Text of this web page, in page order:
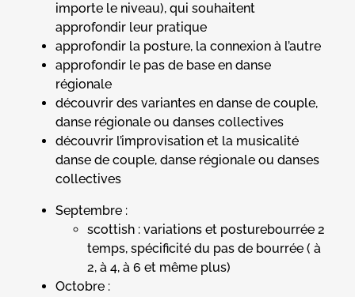
importe le niveau), qui souhaitent
approfondir leur pratique
approfondir la posture, la connexion à l’autre
approfondir le pas de base en danse
régionale
découvrir des variantes en danse de couple,
danse régionale ou danses collectives
découvrir l’improvisation et la musicalité
danse de couple, danse régionale ou danses
collectives
Septembre :
scottish : variations et posturebourrée 2
temps, spécificité du pas de bourrée ( à
2, à 4, à 6 et même plus)
Octobre :